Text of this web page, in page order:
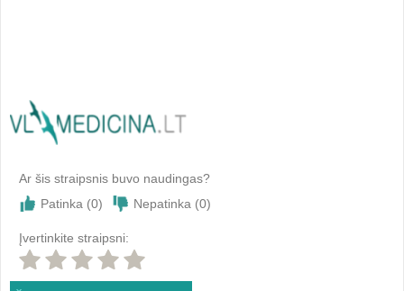
Ar šis straipsnis buvo naudingas?
Patinka (0) Nepatinka (0)
Įvertinkite straipsni: